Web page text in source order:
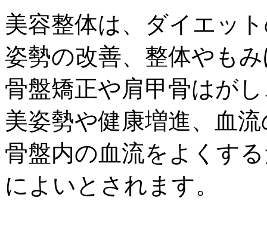
美容整体は、ダイエッ
姿勢の改善、整体やも
骨盤矯正や肩甲骨はが
美姿勢や健康増進、血
骨盤内の血流をよくす
によいとされます。